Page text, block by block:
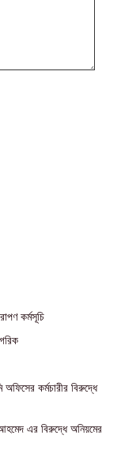
কর্মসূচি
কর্মচারীর বিরুদ্ধে
এর বিরুদ্ধে অনিয়মের